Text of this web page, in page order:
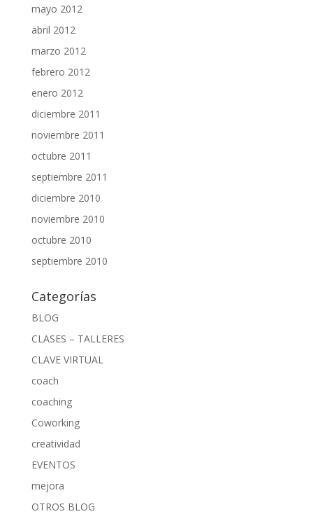
mayo 2012
abril 2012
marzo 2012
febrero 2012
enero 2012
diciembre 2011
noviembre 2011
octubre 2011
septiembre 2011
diciembre 2010
noviembre 2010
octubre 2010
septiembre 2010
Categorías
BLOG
CLASES – TALLERES
CLAVE VIRTUAL
coach
coaching
Coworking
creatividad
EVENTOS
mejora
OTROS BLOG